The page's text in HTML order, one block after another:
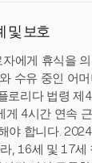
및 보호
에게 휴식을
수유 중인 어
로리다 법령 제
게 4시간 연속
야 합니다.
, 16세 및 17세